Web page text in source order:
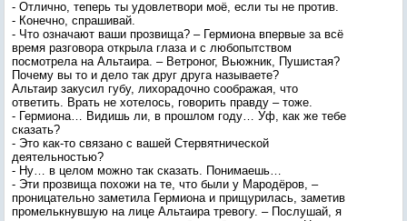
- Отлично, теперь ты удовлетвори моё, если ты не против.
- Конечно, спрашивай.
- Что означают ваши прозвища? – Гермиона впервые за всё
время разговора открыла глаза и с любопытством
посмотрела на Альтаира. – Ветроног, Вьюжник, Пушистая?
Почему вы то и дело так друг друга называете?
Альтаир закусил губу, лихорадочно соображая, что
ответить. Врать не хотелось, говорить правду – тоже.
- Гермиона… Видишь ли, в прошлом году… Уф, как же тебе
сказать?
- Это как-то связано с вашей Стервятнической
деятельностью?
- Ну… в целом можно так сказать. Понимаешь…
- Эти прозвища похожи на те, что были у Мародёров, –
проницательно заметила Гермиона и прищурилась, заметив
промелькнувшую на лице Альтаира тревогу. – Послушай, я